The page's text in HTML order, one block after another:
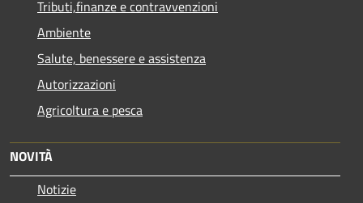
Tributi,finanze e contravvenzioni
Ambiente
Salute, benessere e assistenza
Autorizzazioni
Agricoltura e pesca
NOVITÀ
Notizie